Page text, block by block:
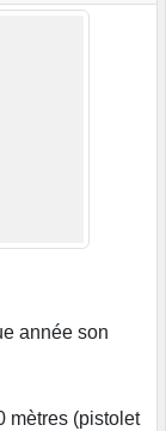
année son
mètres (pistolet